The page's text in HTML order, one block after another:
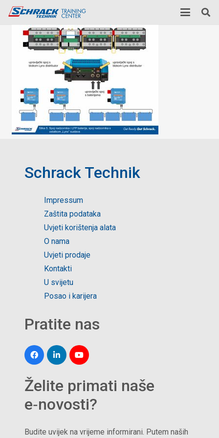
Schrack Technik
Impressum
Zaštita podataka
Uvjeti korištenja alata
O nama
Uvjeti prodaje
Kontakti
U svijetu
Posao i karijera
Pratite nas
Želite primati naše
e‑novosti?
Budite uvijek na vrijeme informirani. Putem naših